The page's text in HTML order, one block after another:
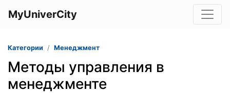
MyUniverCity
Категории Менеджмент
Методы управления в
менеджменте